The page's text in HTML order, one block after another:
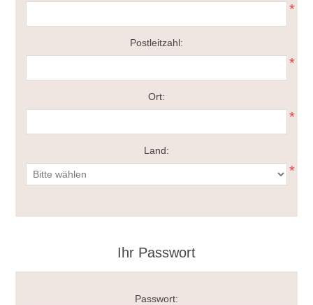
*
Postleitzahl:
*
Ort:
*
Land:
*
Ihr Passwort
Passwort: